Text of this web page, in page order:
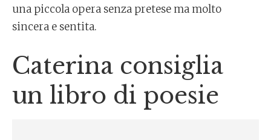
una piccola opera senza pretese ma molto
sincera e sentita.
Caterina consiglia
un libro di poesie